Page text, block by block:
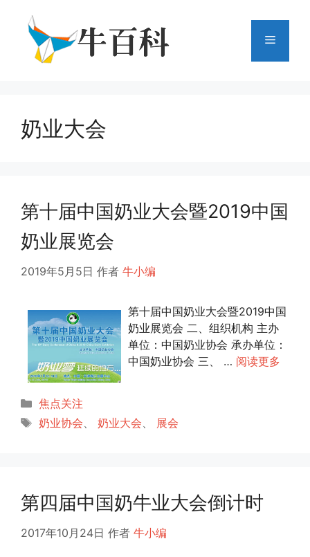
菜
奶业大会
第十届中国奶业大会暨2019中国
奶业展览会
2019年5月5日 作者 牛小编
第十届中国奶业大会暨2019中国
奶业展览会 二、组织机构 主办
单位：中国奶业协会 承办单位：
中国奶业协会 三、 … 阅读更多
分
类
焦点关注
标
奶业协会、 奶业大会、 展会
第四届中国奶牛业大会倒计时
2017年10月24日 作者 牛小编